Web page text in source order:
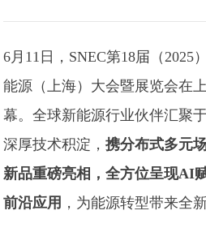
6月11日，SNEC第18届（2025
能源（上海）大会暨展览会在
幕。全球新能源行业伙伴汇聚
深厚技术积淀，携分布式多元
新品重磅亮相，全方位呈现AI
前沿应用 ，为能源转型带来全